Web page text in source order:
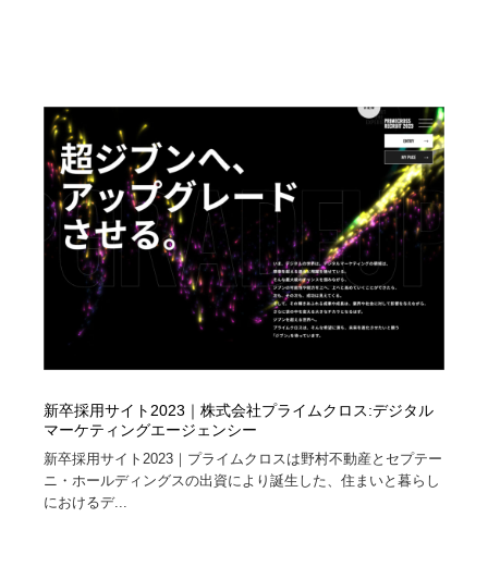
新卒採用サイト2023｜株式会社プライムクロス:デジタル
マーケティングエージェンシー
新卒採用サイト2023｜プライムクロスは野村不動産とセプテー
ニ・ホールディングスの出資により誕生した、住まいと暮らし
におけるデ...